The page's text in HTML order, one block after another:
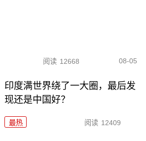
阅读 12668 08-05
印度满世界绕了一大圈，最后发
现还是中国好？
最热 阅读 12409